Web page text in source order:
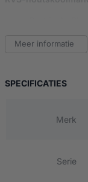
Fijnmazige
Veel Kamado Joe
Het Classic
Meer informatie
SPECIFICATIESVAN
Merk
Serie